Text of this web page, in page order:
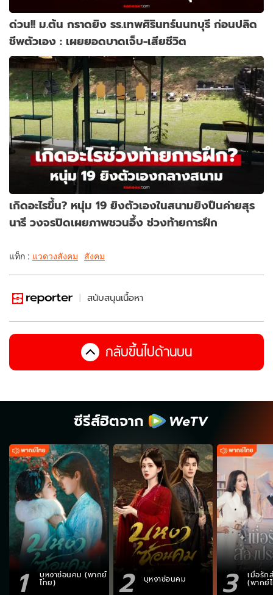
ด่วน!! ม.ต้น กราดยิง รร.เทพศิรินทร์นนทบุรี ก่อนปลิด
ชีพตัวเอง : เผยยอดบาดเจ็บ-เสียชีวิต
เกิดอะไรขึ้น? หนุ่ม 19 ยิงตัวเองในสนามยิงปืนค่ายสุร
นารี วงจรปิดเผยภาพชวนอึ้ง ช่วงท้ายการฝึก
แท็ก : แวดวงสังคม สังคม
สนับสนุนเนื้อหา
กลับขึ้นไปด้านบน
ซีรีส์ฮิตจาก
1 บุหงาซ่อนคม (พากย์
ไทย) 2 บุหงาซ่อนคม 3 เมื่อรัก
(พากย์